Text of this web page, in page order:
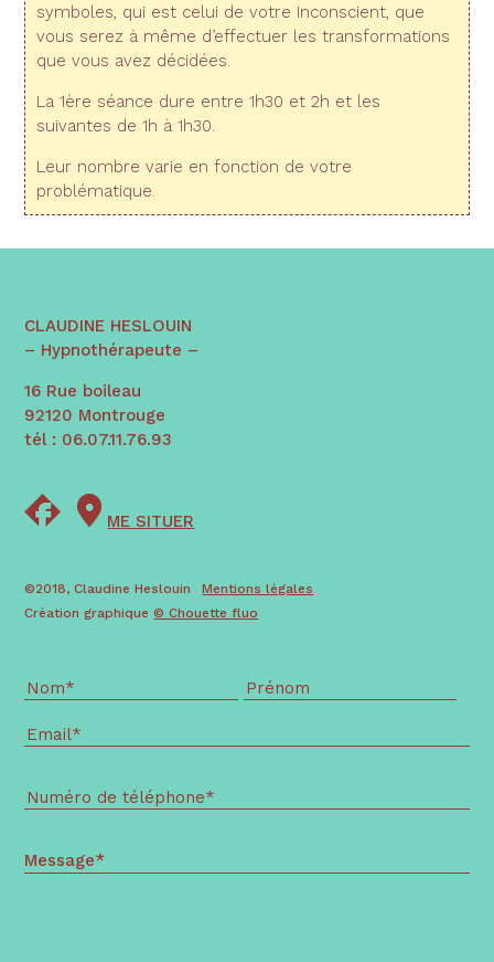
symboles, qui est celui de votre Inconscient, que
vous serez à même d’effectuer les transformations
que vous avez décidées.
La 1ère séance dure entre 1h30 et 2h et les
suivantes de 1h à 1h30.
Leur nombre varie en fonction de votre
problématique.
CLAUDINE HESLOUIN
– Hypnothérapeute –
16 Rue boileau
92120 Montrouge
tél : 06.07.11.76.93
ME SITUER
©2018, Claudine Heslouin
Mentions légales
Création graphique© Chouette fluo
Message*